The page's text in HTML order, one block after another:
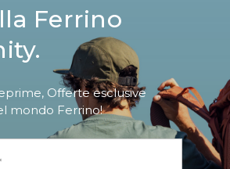
Ferrino
Offerte esclusive
mondo Ferrino!